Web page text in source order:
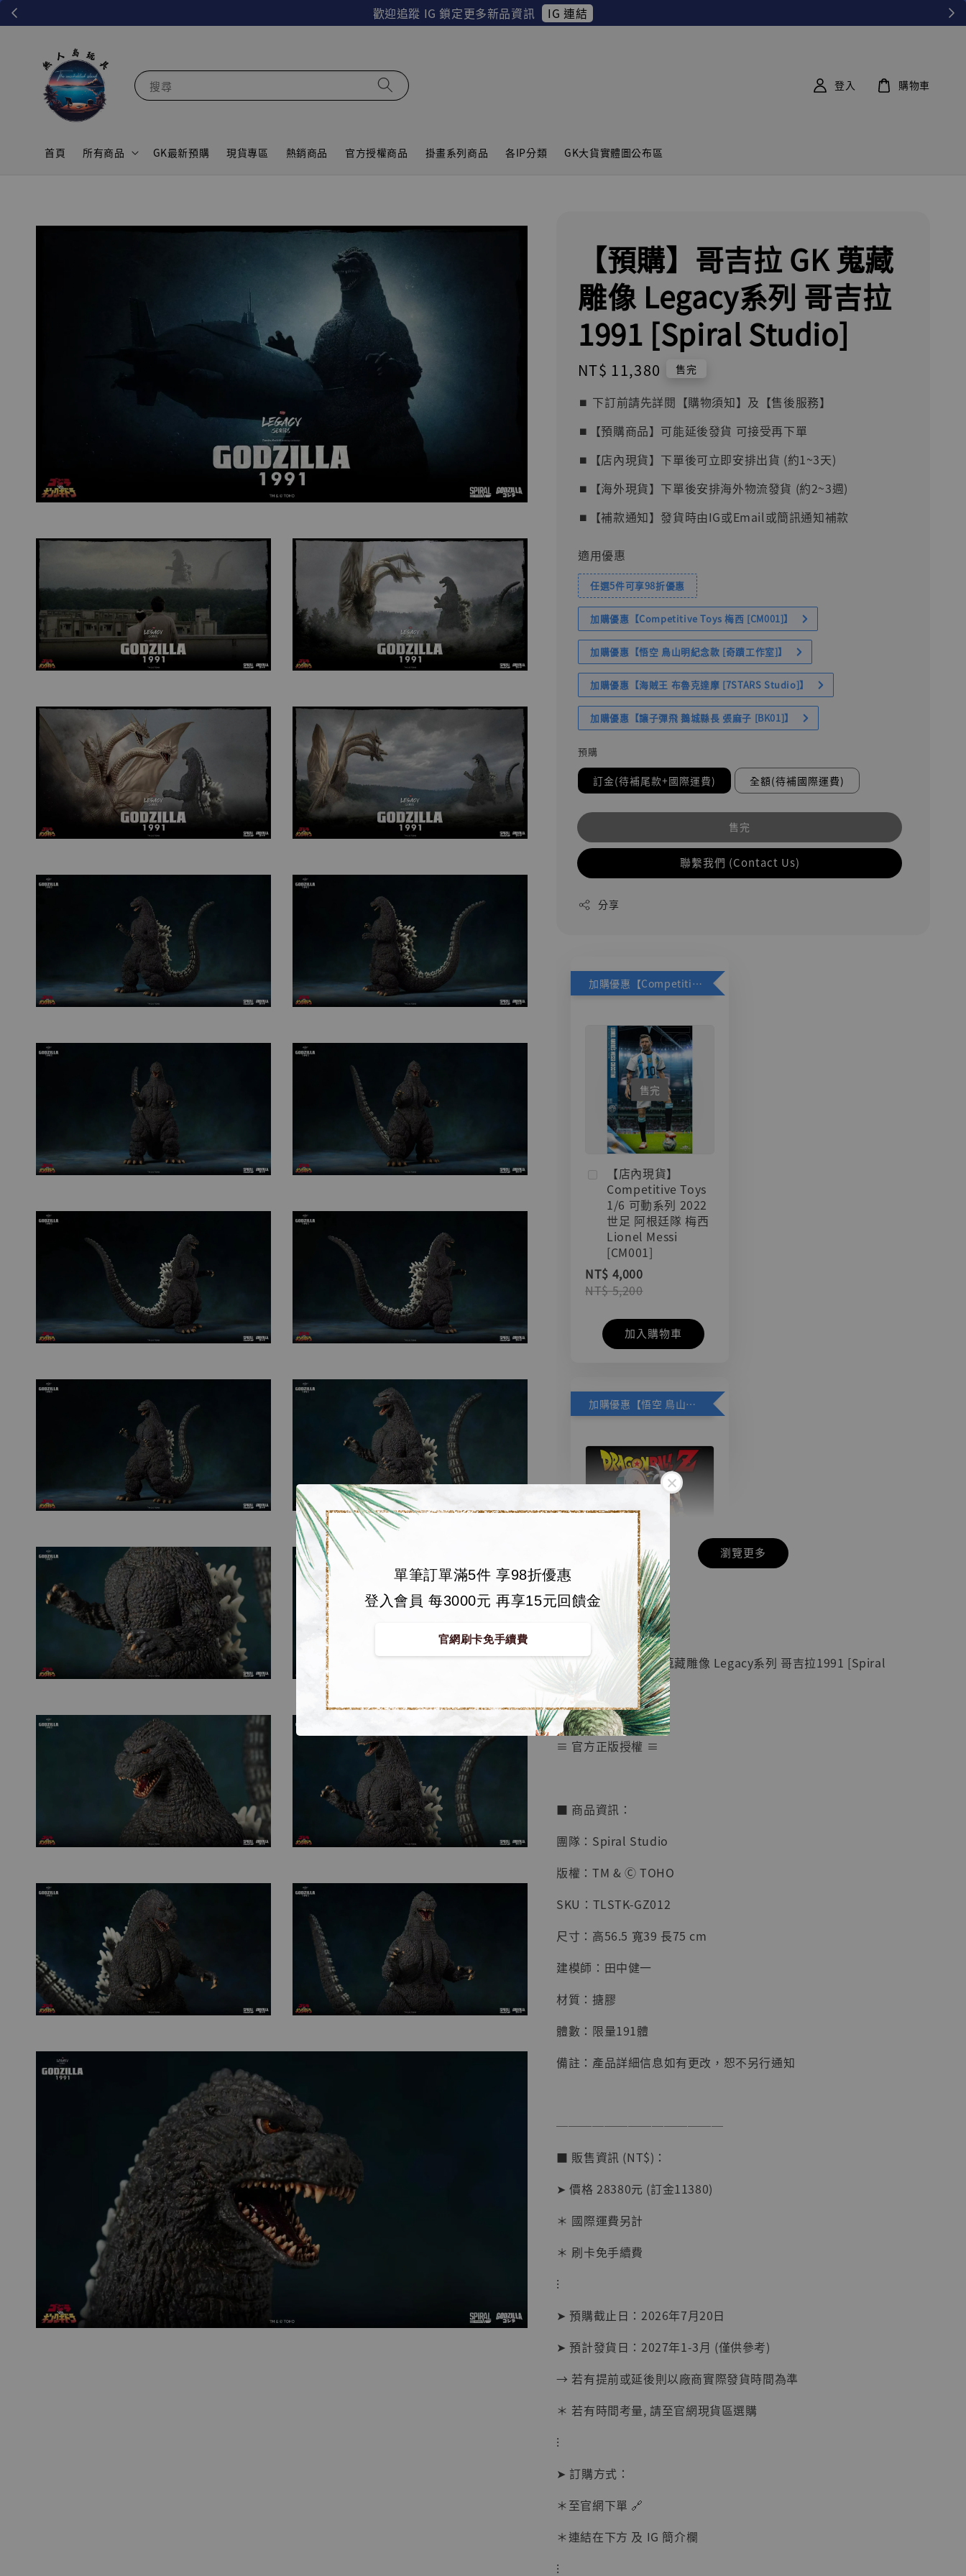
歡迎追蹤 IG 鎖定更多新品資訊 IG 連結
單筆訂單滿5件 享98折優惠
登入會員 每3000元 再享15元回饋金
官網刷卡免手續費
搜尋
首頁 所有商品 GK最新預購 現貨專區 熱銷商品 官方授權商品 掛畫系列商品 各IP分類 GK大貨實體圖公布區
登入 購物車
【預購】哥吉拉 GK 蒐藏
雕像 Legacy系列 哥吉拉
1991 [Spiral Studio]
Regular
price
NT$ 11,380 售完
⏹︎ 下訂前請先詳閱【購物須知】及【售後服務】
⏹︎【預購商品】可能延後發貨 可接受再下單
⏹︎【店內現貨】下單後可立即安排出貨 (約1~3天)
⏹︎【海外現貨】下單後安排海外物流發貨 (約2~3週)
⏹︎【補款通知】發貨時由IG或Email或簡訊通知補款
適用優惠
任選5件可享98折優惠
加購優惠【Competitive Toys 梅西 [CM001]】
加購優惠【悟空 鳥山明紀念款 [奇蹟工作室]】
加購優惠【海賊王 布魯克達摩 [7STARS Studio]】
加購優惠【讓子彈飛 鵝城縣長 張麻子 [BK01]】
預購
訂金(待補尾款+國際運費) 全額(待補國際運費)
售完
聯繫我們 (Contact Us)
分享
加購優惠【Competitive Toys 梅西 [CM001]】
售完
【店內現貨】
Competitive Toys
1/6 可動系列 2022
世足 阿根廷隊 梅西
Lionel Messi
[CM001]
NT$ 4,000
NT$ 5,200
加入購物車
加購優惠【悟空 鳥山明紀念款 [奇蹟工作室]】
【店內現貨】七龍珠
系列蒐藏雕像 悟空
鳥山明紀念款 [奇蹟
工作室]
NT$ 4,280
NT$ 5,580
- +
加入購物車
【店內現貨】海賊王
系列蒐藏雕像 布魯
克達摩 [7STARS
Studio]
NT$ 1,500
- +
加入購物車
加購優惠【讓子彈飛 鵝城縣長 張麻子 [BK01]】
【現貨】
BJSTUDIO 1/6系列
可動蒐藏人偶 讓子
NT$ 4,980
加入購物車
瀏覽更多
🏝【無人島玩具】
【預購】哥吉拉 GK 蒐藏雕像 Legacy系列 哥吉拉1991 [Spiral
Studio]
≡ 官方正版授權 ≡
■ 商品資訊：
團隊：Spiral Studio
版權：TM & Ⓒ TOHO
SKU：TLSTK-GZ012
尺寸：高56.5 寬39 長75 cm
建模師：田中健一
材質：搪膠
體數：限量191體
備註：產品詳細信息如有更改，恕不另行通知
──────────────
■ 販售資訊 (NT$)：
➤ 價格 28380元 (訂金11380)
＊ 國際運費另計
＊ 刷卡免手續費
⁝
➤ 預購截止日：2026年7月20日
➤ 預計發貨日：2027年1-3月 (僅供參考)
→ 若有提前或延後則以廠商實際發貨時間為準
＊ 若有時間考量, 請至官網現貨區選購
⁝
➤ 訂購方式：
＊至官網下單 🔗
＊連結在下方 及 IG 簡介欄
⁝